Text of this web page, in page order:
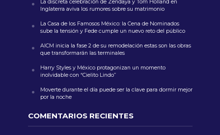
La discreta celebración de Zendaya y Tom Holland en
Inglaterra aviva los rumores sobre su matrimonio
La Casa de los Famosos México: la Cena de Nominados
sube la tensión y Fede cumple un nuevo reto del público
AICM inicia la fase 2 de su remodelación estas son las obras
que transformarán las terminales
Harry Styles y México protagonizan un momento
inolvidable con “Cielito Lindo”
Moverte durante el día puede ser la clave para dormir mejor
por la noche
COMENTARIOS RECIENTES